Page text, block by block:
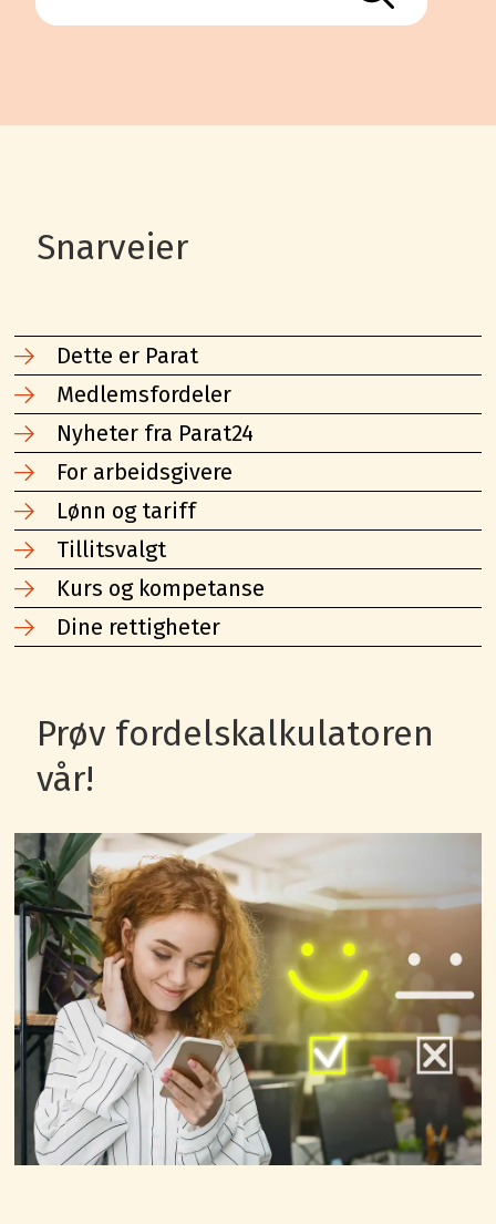
Snarveier
Dette er Parat
Medlemsfordeler
Nyheter fra Parat24
For arbeidsgivere
Lønn og tariff
Tillitsvalgt
Kurs og kompetanse
Dine rettigheter
Prøv fordelskalkulatoren
vår!